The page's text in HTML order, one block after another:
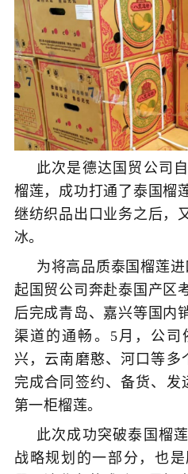
此次是德达国贸公司
榴莲，成功打通了泰国榴
继纺织品出口业务之后，
冰。
为将高品质泰国榴莲
起国贸公司奔赴泰国产区
后完成青岛、嘉兴等国内
渠道的通畅。5月，公
兴，云南磨憨、河口等多
完成合同签约、备货、发
第一柜榴莲。
此次成功突破泰国榴
战略规划的一部分，也